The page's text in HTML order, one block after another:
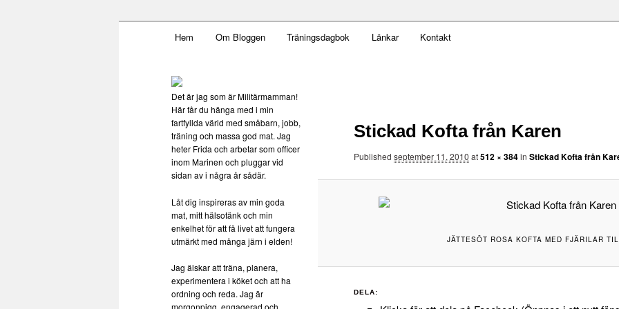
Militärmamman
Skip to primary content
Hem Om Bloggen Träningsdagbok Länkar Kontakt
Stickad Kofta från Karen
Published september 11, 2010 at512 × 384in Stickad Kofta från
JÄTTESÖT ROSA KOFTA MED FJÄRILAR
DELA:
Det är jag som är Militärmamman!
Här får du hänga med i min
fartfyllda värld med småbarn, jobb,
träning och massa god mat. Jag
heter Frida och arbetar som officer
inom Marinen och pluggar vid
sidan av i några år sådär.
Låt dig inspireras av min goda
mat, mitt hälsotänk och min
enkelhet för att få livet att fungera
utmärkt med många järn i elden!
Jag älskar att träna, planera,
experimentera i köket och att ha
ordning och reda. Jag är